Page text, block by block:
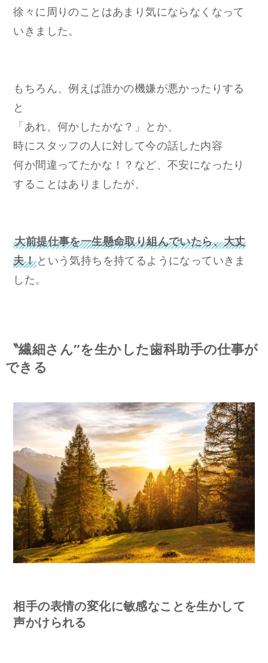
徐々に周りのことはあまり気にならなくなって
いきました。
もちろん、例えば誰かの機嫌が悪かったりする
と
「あれ、何かしたかな？」とか、
時にスタッフの人に対して今の話した内容
何か間違ってたかな！？など、不安になったり
することはありましたが、
大前提仕事を一生懸命取り組んでいたら、大丈
夫！ という気持ちを持てるようになっていきま
した。
〝繊細さん″を生かした歯科助手の仕事が
できる
相手の表情の変化に敏感なことを生かして
声かけられる